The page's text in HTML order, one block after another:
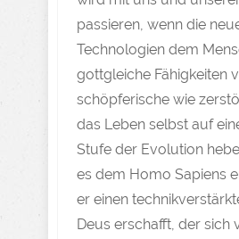
passieren, wenn die
Technologien dem
gottgleiche Fähigkeiten
schöpferische wie
das Leben selbst auf
Stufe der Evolution
es dem Homo Sapiens
er einen
Deus erschafft, der sich